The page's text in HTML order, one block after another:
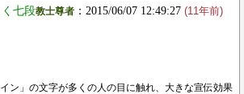
七段教士尊者 ：2015/06/07 12:49:27 (11年前)
ン」の文字が多くの人の目に触れ、大きな宣伝効果